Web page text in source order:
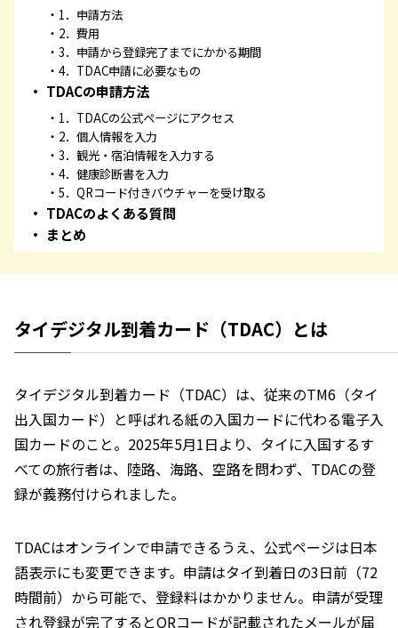
1．申請方法
2．費用
3．申請から登録完了までにかかる期間
4．TDAC申請に必要なもの
TDACの申請方法
1．TDACの公式ページにアクセス
2．個人情報を入力
3．観光・宿泊情報を入力する
4．健康診断書を入力
5．QRコード付きバウチャーを受け取る
TDACのよくある質問
まとめ
タイデジタル到着カード（TDAC）とは
タイデジタル到着カード（TDAC）は、従来のTM6（タイ
出入国カード）と呼ばれる紙の入国カードに代わる電子入
国カードのこと。2025年5月1日より、タイに入国するす
べての旅行者は、陸路、海路、空路を問わず、TDACの登
録が義務付けられました。
TDACはオンラインで申請できるうえ、公式ページは日本
語表示にも変更できます。申請はタイ到着日の3日前（72
時間前）から可能で、登録料はかかりません。申請が受理
され登録が完了するとQRコードが記載されたメールが届